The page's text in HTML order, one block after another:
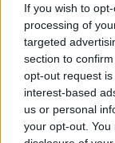
If you wish to
processing of
targeted
section to
opt-out request
interest-based
us or personal
your opt-out.
Έχουν
τη χώρα,
Έχουν